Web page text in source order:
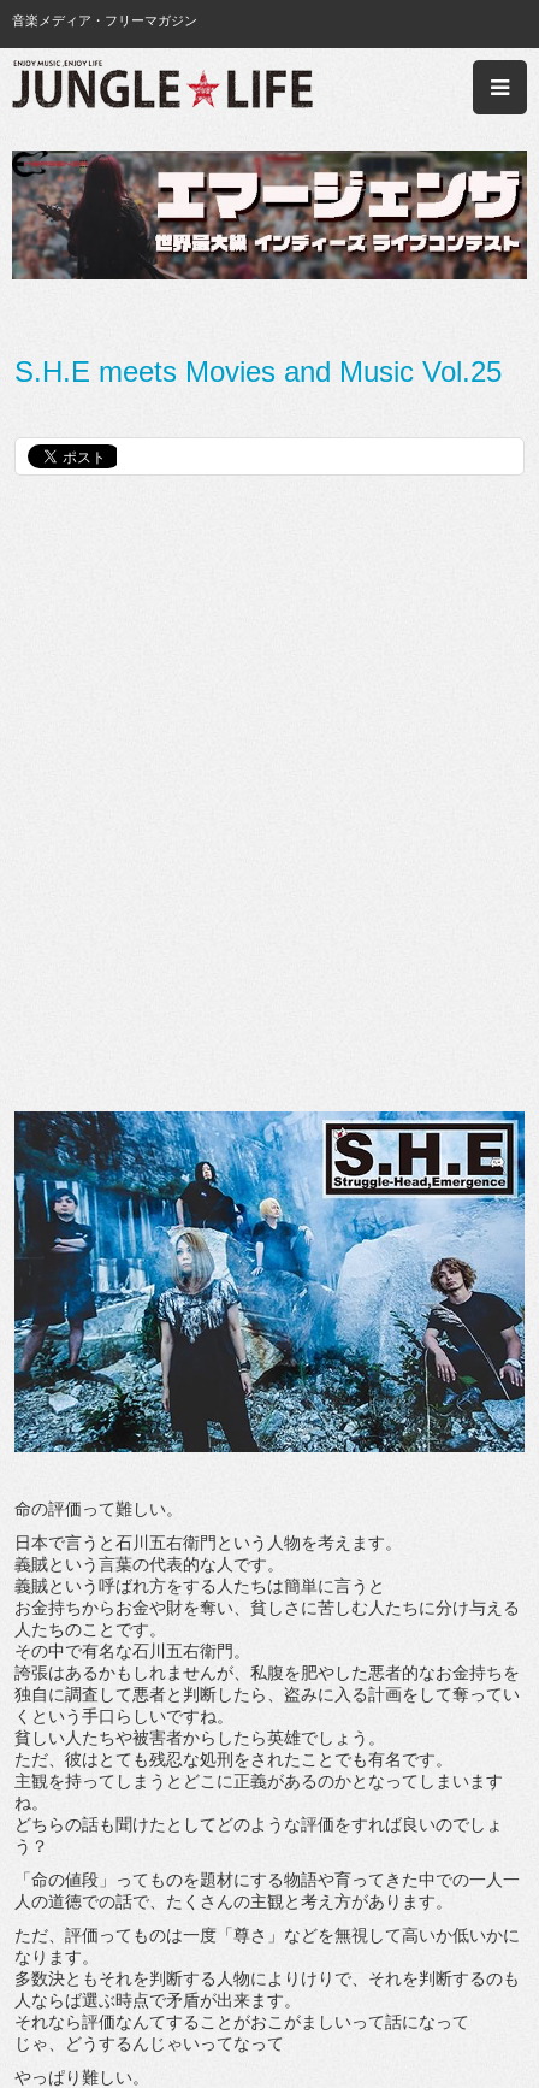
音楽メディア・フリーマガジン
S.H.E meets Movies and Music Vol.25
命の評価って難しい。
日本で言うと石川五右衛門という人物を考えます。
義賊という言葉の代表的な人です。
義賊という呼ばれ方をする人たちは簡単に言うと
お金持ちからお金や財を奪い、貧しさに苦しむ人たちに分け与える
人たちのことです。
その中で有名な石川五右衛門。
誇張はあるかもしれませんが、私腹を肥やした悪者的なお金持ちを
独自に調査して悪者と判断したら、盗みに入る計画をして奪ってい
くという手口らしいですね。
貧しい人たちや被害者からしたら英雄でしょう。
ただ、彼はとても残忍な処刑をされたことでも有名です。
主観を持ってしまうとどこに正義があるのかとなってしまいます
ね。
どちらの話も聞けたとしてどのような評価をすれば良いのでしょ
う？
「命の値段」ってものを題材にする物語や育ってきた中での一人一
人の道徳での話で、たくさんの主観と考え方があります。
ただ、評価ってものは一度「尊さ」などを無視して高いか低いかに
なります。
多数決ともそれを判断する人物によりけりで、それを判断するのも
人ならば選ぶ時点で矛盾が出来ます。
それなら評価なんてすることがおこがましいって話になって
じゃ、どうするんじゃいってなって
やっぱり難しい。